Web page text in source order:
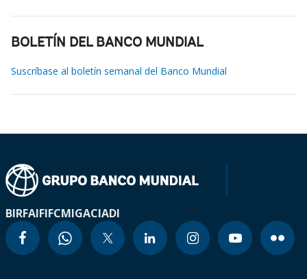
BOLETÍN DEL BANCO MUNDIAL
Suscríbase al boletín semanal del Banco Mundial
BIRFAIFIFCMIGACIADI